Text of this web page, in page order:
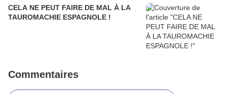
CELA NE PEUT FAIRE DE MAL À LA
TAUROMACHIE ESPAGNOLE !
Commentaires